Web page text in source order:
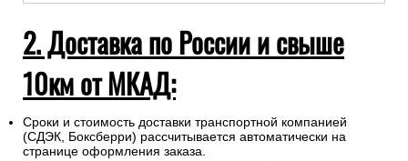
2. Доставка по России и свыше
10км от МКАД:
Сроки и стоимость доставки транспортной компанией
(СДЭК, Боксберри) рассчитывается автоматически на
странице оформления заказа.